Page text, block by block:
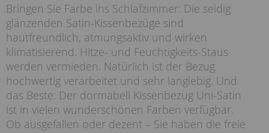
Bringen Sie Farbe ins Schlafzimmer: Die seidig
glänzenden Satin-Kissenbezüge sind
hautfreundlich, atmungsaktiv und wirken
klimatisierend. Hitze- und Feuchtigkeits-Staus
werden vermieden. Natürlich ist der Bezug
hochwertig verarbeitet und sehr langlebig. Und
das Beste: Der dormabell Kissenbezug Uni-Satin
ist in vielen wunderschönen Farben verfügbar.
Ob ausgefallen oder dezent – Sie haben die freie